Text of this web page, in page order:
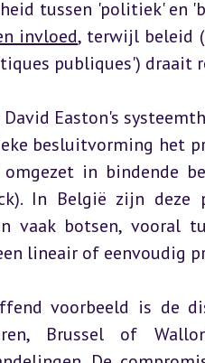
tussen 'politiek'
invloed, terwijl beleid
publiques') draait
David Easton's
besluitvorming het
in bindende
In België zijn
vaak botsen, vooral
lineair of eenvoudig
voorbeeld is de
Brussel of